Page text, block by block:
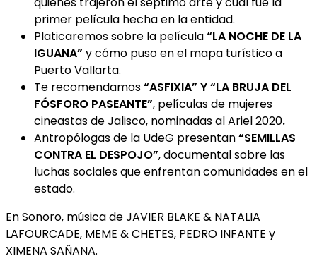
primer película hecha en la entidad.
Platicaremos sobre la película“LA NOCHE DE LA
IGUANA” y cómo puso en el mapa turístico a
Puerto Vallarta.
Te recomendamos“ASFIXIA” Y “LA BRUJA DEL
FÓSFORO PASEANTE”, películas de mujeres
cineastas de Jalisco, nominadas al Ariel 2020.
Antropólogas de la UdeG presentan“SEMILLAS
CONTRA EL DESPOJO”, documental sobre las
luchas sociales que enfrentan comunidades en el
estado.
En Sonoro, música de JAVIER BLAKE & NATALIA
LAFOURCADE, MEME & CHETES, PEDRO INFANTE y
XIMENA SAÑANA.